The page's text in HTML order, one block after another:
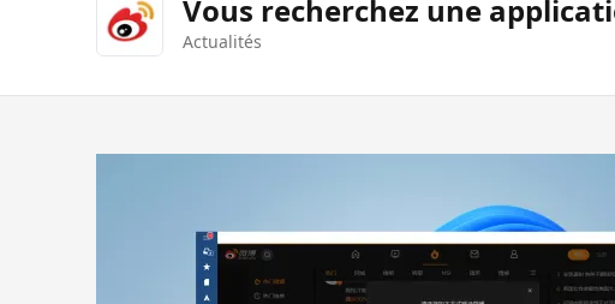
Vous recherchez une
Actualités